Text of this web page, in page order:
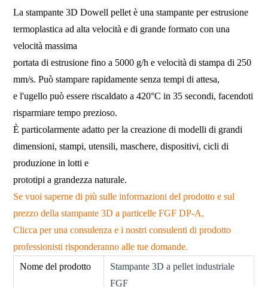
La stampante 3D Dowell pellet è una stampante per estrusione
termoplastica ad alta velocità e di grande formato con una
velocità massima
portata di estrusione fino a 5000 g/h e velocità di stampa di 250
mm/s. Può stampare rapidamente senza tempi di attesa,
e l'ugello può essere riscaldato a 420°C in 35 secondi, facendoti
risparmiare tempo prezioso.
È particolarmente adatto per la creazione di modelli di grandi
dimensioni, stampi, utensili, maschere, dispositivi, cicli di
produzione in lotti e
prototipi a grandezza naturale.
Se vuoi saperne di più sulle informazioni del prodotto e sul
prezzo della stampante 3D a particelle FGF DP-A,
Clicca per una consulenza e i nostri consulenti di prodotto
professionisti risponderanno alle tue domande.
Nome del prodotto
Stampante 3D a pellet industriale
FGF